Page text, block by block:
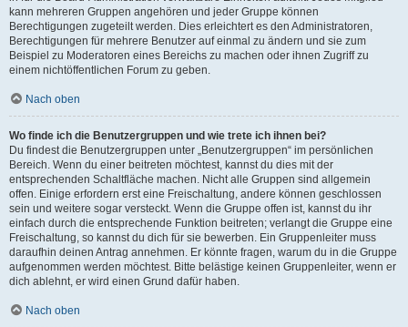
kann mehreren Gruppen angehören und jeder Gruppe können
Berechtigungen zugeteilt werden. Dies erleichtert es den Administratoren,
Berechtigungen für mehrere Benutzer auf einmal zu ändern und sie zum
Beispiel zu Moderatoren eines Bereichs zu machen oder ihnen Zugriff zu
einem nichtöffentlichen Forum zu geben.
Nach oben
Wo finde ich die Benutzergruppen und wie trete ich ihnen bei?
Du findest die Benutzergruppen unter „Benutzergruppen“ im persönlichen
Bereich. Wenn du einer beitreten möchtest, kannst du dies mit der
entsprechenden Schaltfläche machen. Nicht alle Gruppen sind allgemein
offen. Einige erfordern erst eine Freischaltung, andere können geschlossen
sein und weitere sogar versteckt. Wenn die Gruppe offen ist, kannst du ihr
einfach durch die entsprechende Funktion beitreten; verlangt die Gruppe eine
Freischaltung, so kannst du dich für sie bewerben. Ein Gruppenleiter muss
daraufhin deinen Antrag annehmen. Er könnte fragen, warum du in die Gruppe
aufgenommen werden möchtest. Bitte belästige keinen Gruppenleiter, wenn er
dich ablehnt, er wird einen Grund dafür haben.
Nach oben